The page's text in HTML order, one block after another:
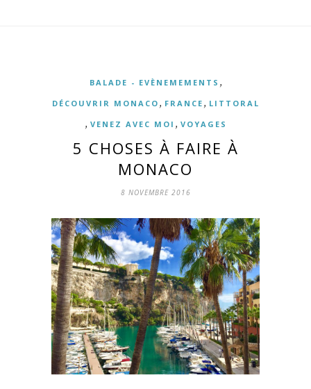
BALADE - EVÈNEMEMENTS ,
DÉCOUVRIR MONACO , FRANCE , LITTORAL
, VENEZ AVEC MOI , VOYAGES
5 CHOSES À FAIRE À
MONACO
8 NOVEMBRE 2016